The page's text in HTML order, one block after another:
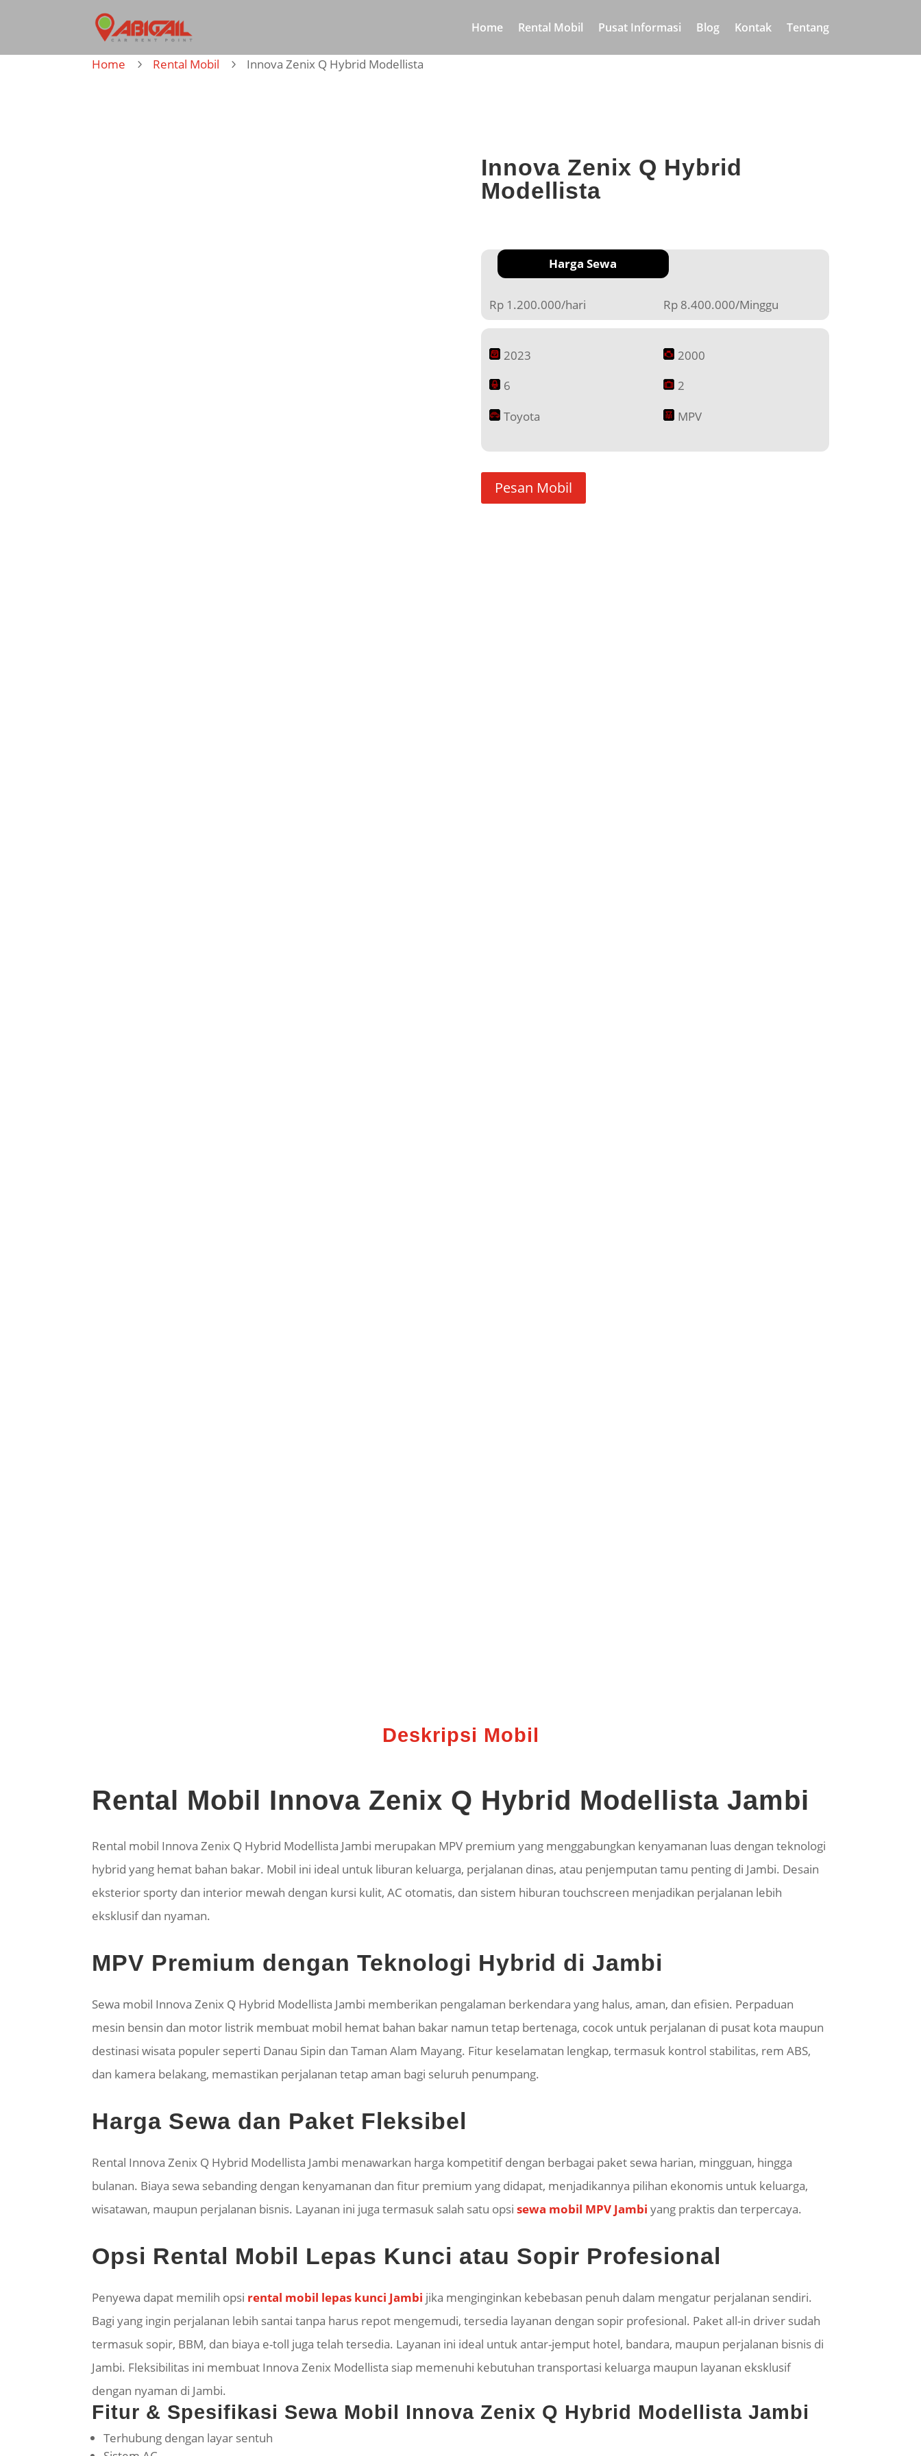
Home Rental Mobil Pusat Informasi Blog Kontak Tentang
Home 5 Rental Mobil 5 Innova Zenix Q Hybrid Modellista
Innova Zenix Q Hybrid
Modellista
Harga Sewa
Rp 1.200.000/hari Rp 8.400.000/Minggu
2023
2000
6
2
Toyota
MPV
Pesan Mobil
Deskripsi Mobil
Rental Mobil Innova Zenix Q Hybrid Modellista Jambi
Rental mobil Innova Zenix Q Hybrid Modellista Jambi merupakan MPV premium yang menggabungkan kenyamanan luas dengan teknologi
hybrid yang hemat bahan bakar. Mobil ini ideal untuk liburan keluarga, perjalanan dinas, atau penjemputan tamu penting di Jambi. Desain
eksterior sporty dan interior mewah dengan kursi kulit, AC otomatis, dan sistem hiburan touchscreen menjadikan perjalanan lebih
eksklusif dan nyaman.
MPV Premium dengan Teknologi Hybrid di Jambi
Sewa mobil Innova Zenix Q Hybrid Modellista Jambi memberikan pengalaman berkendara yang halus, aman, dan efisien. Perpaduan
mesin bensin dan motor listrik membuat mobil hemat bahan bakar namun tetap bertenaga, cocok untuk perjalanan di pusat kota maupun
destinasi wisata populer seperti Danau Sipin dan Taman Alam Mayang. Fitur keselamatan lengkap, termasuk kontrol stabilitas, rem ABS,
dan kamera belakang, memastikan perjalanan tetap aman bagi seluruh penumpang.
Harga Sewa dan Paket Fleksibel
Rental Innova Zenix Q Hybrid Modellista Jambi menawarkan harga kompetitif dengan berbagai paket sewa harian, mingguan, hingga
bulanan. Biaya sewa sebanding dengan kenyamanan dan fitur premium yang didapat, menjadikannya pilihan ekonomis untuk keluarga,
wisatawan, maupun perjalanan bisnis. Layanan ini juga termasuk salah satu opsisewa mobil MPV Jambi yang praktis dan terpercaya.
Opsi Rental Mobil Lepas Kunci atau Sopir Profesional
Penyewa dapat memilih opsi rental mobil lepas kunci Jambi jika menginginkan kebebasan penuh dalam mengatur perjalanan sendiri.
Bagi yang ingin perjalanan lebih santai tanpa harus repot mengemudi, tersedia layanan dengan sopir profesional. Paket all-in driver sudah
termasuk sopir, BBM, dan biaya e-toll juga telah tersedia. Layanan ini ideal untuk antar-jemput hotel, bandara, maupun perjalanan bisnis di
Jambi. Fleksibilitas ini membuat Innova Zenix Modellista siap memenuhi kebutuhan transportasi keluarga maupun layanan eksklusif
dengan nyaman di Jambi.
Fitur & Spesifikasi Sewa Mobil Innova Zenix Q Hybrid Modellista Jambi
Terhubung dengan layar sentuh